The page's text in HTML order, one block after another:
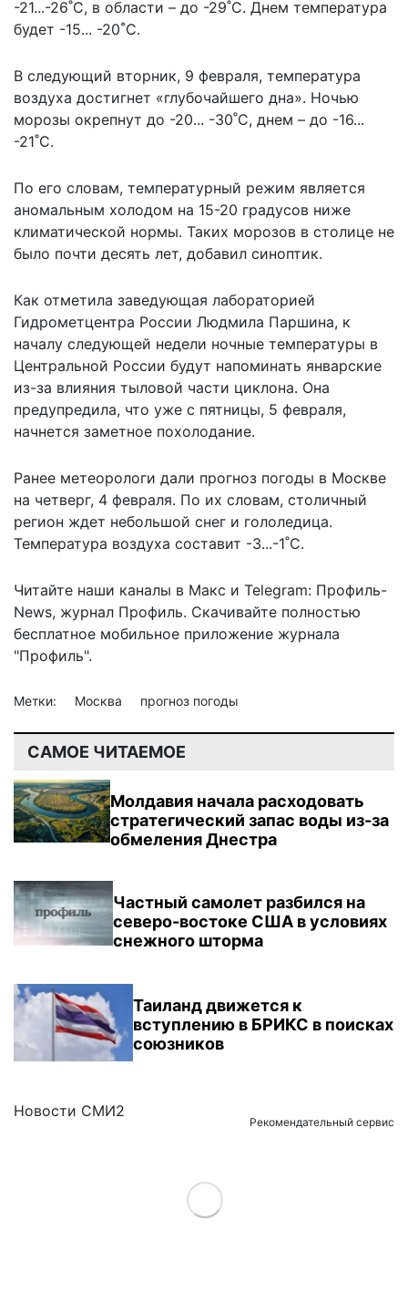
-21...-26˚С, в области – до -29˚С. Днем температура
будет -15... -20˚С.
В следующий вторник, 9 февраля, температура
воздуха достигнет «глубочайшего дна». Ночью
морозы окрепнут до -20... -30˚С, днем – до -16...
-21˚С.
По его словам, температурный режим является
аномальным холодом на 15-20 градусов ниже
климатической нормы. Таких морозов в столице не
было почти десять лет, добавил синоптик.
Как отметила заведующая лабораторией
Гидрометцентра России Людмила Паршина, к
началу следующей недели ночные температуры в
Центральной России будут напоминать январские
из-за влияния тыловой части циклона. Она
предупредила, что уже с пятницы, 5 февраля,
начнется заметное похолодание.
Ранее метеорологи дали прогноз погоды в Москве
на четверг, 4 февраля. По их словам, столичный
регион ждет небольшой снег и гололедица.
Температура воздуха составит -3...-1˚С.
Читайте наши каналы в Макс и Telegram: Профиль-
News, журнал Профиль. Скачивайте полностью
бесплатное мобильное приложение журнала
"Профиль".
Метки: Москва прогноз погоды
САМОЕ ЧИТАЕМОЕ
Молдавия начала расходовать
стратегический запас воды из-за
обмеления Днестра
Частный самолет разбился на
северо-востоке США в условиях
снежного шторма
Таиланд движется к
вступлению в БРИКС в поисках
союзников
Новости СМИ2
Рекомендательный сервис
Load More